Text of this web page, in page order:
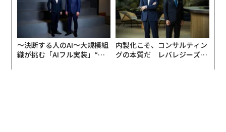
〜決断する人のAI〜大規模組
織が挑む「AIフル実装」“使
内製化こそ、コンサルティン
グの本質だ レバレジーズが